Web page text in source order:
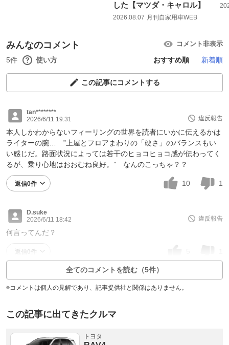
した【マツダ・キャロル】
2026.08.07 月刊自家用車WEB
みんなのコメント コメント非表示
5件 使い方 おすすめ順 新着順
この記事にコメントする
tan********
2026/6/11 19:31
違反報告
本人しかわからないフィーリングの世界を読者にいかに伝えるかは
ライターの腕… ”上屋とフロアまわりの「硬さ」のバランスもい
い感じだ。路面状況によっては若干のヒョコヒョコ感が伝わってく
るが、乗り心地はおおむね良好。” なんのこっちゃ？？
返信0件 10 1
D.suke
2026/6/11 18:42
違反報告
何言ってんだ？
返信0件 5
全てのコメントを読む（5件）
※コメントは個人の見解であり、記事提供社と関係はありません。
この記事に出てきたクルマ
トヨタ